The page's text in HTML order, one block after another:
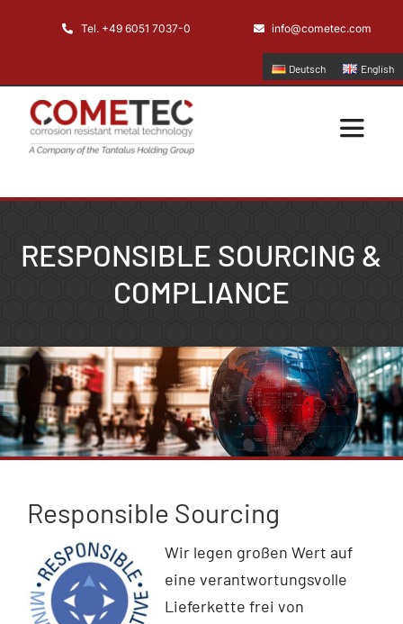
Tel. +49 6051 7037-0 info@cometec.com
Deutsch English
Toggle
Home
Unternehmen
Produkte
Service
Compliance
Kontakt
RESPONSIBLE SOURCING &
COMPLIANCE
Responsible Sourcing
Wir legen großen Wert auf
eine verantwortungsvolle
Lieferkette frei von